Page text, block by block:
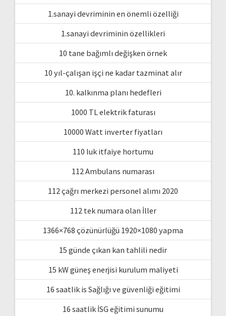
1.sanayi devriminin en önemli özelliği
1.sanayi devriminin özellikleri
10 tane bağımlı değişken örnek
10 yıl-çalışan işçi ne kadar tazminat alır
10. kalkınma planı hedefleri
1000 TL elektrik faturası
10000 Watt inverter fiyatları
110 luk itfaiye hortumu
112 Ambulans numarası
112 çağrı merkezi personel alımı 2020
112 tek numara olan İller
1366×768 çözünürlüğü 1920×1080 yapma
15 günde çıkan kan tahlili nedir
15 kW güneş enerjisi kurulum maliyeti
16 saatlik is Sağlığı ve güvenliği eğitimi
16 saatlik İSG eğitimi sunumu